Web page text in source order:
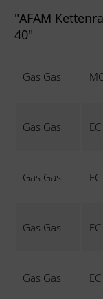
"AFAM
40"
Gas Gas
Gas Gas
Gas Gas
Gas Gas
Gas Gas